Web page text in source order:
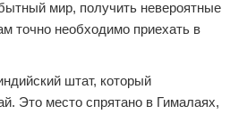
мир, получить невероятные
точно необходимо приехать в
штат, который
Это место спрятано в Гималаях,